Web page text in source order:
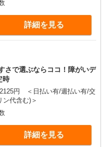
詳細を見る
さで選ぶならココ！障がいデ
時
円 ＜日払い有/週払い有/交
ン代含む)＞
詳細を見る